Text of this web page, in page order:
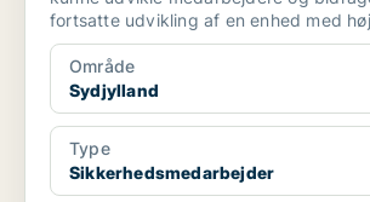
fortsatte udvikling af en enhed med
Område
Sydjylland
Type
Sikkerhedsmedarbejder